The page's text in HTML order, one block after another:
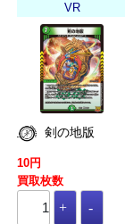
VR
剣の地版
10円
買取枚数